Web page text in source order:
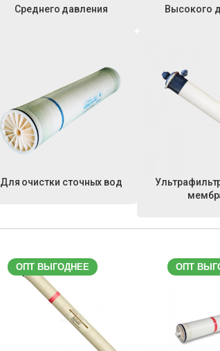
Среднего давления Высокого
Для очистки сточных вод
ОПТ ВЫГОДНЕЕ ОПТ